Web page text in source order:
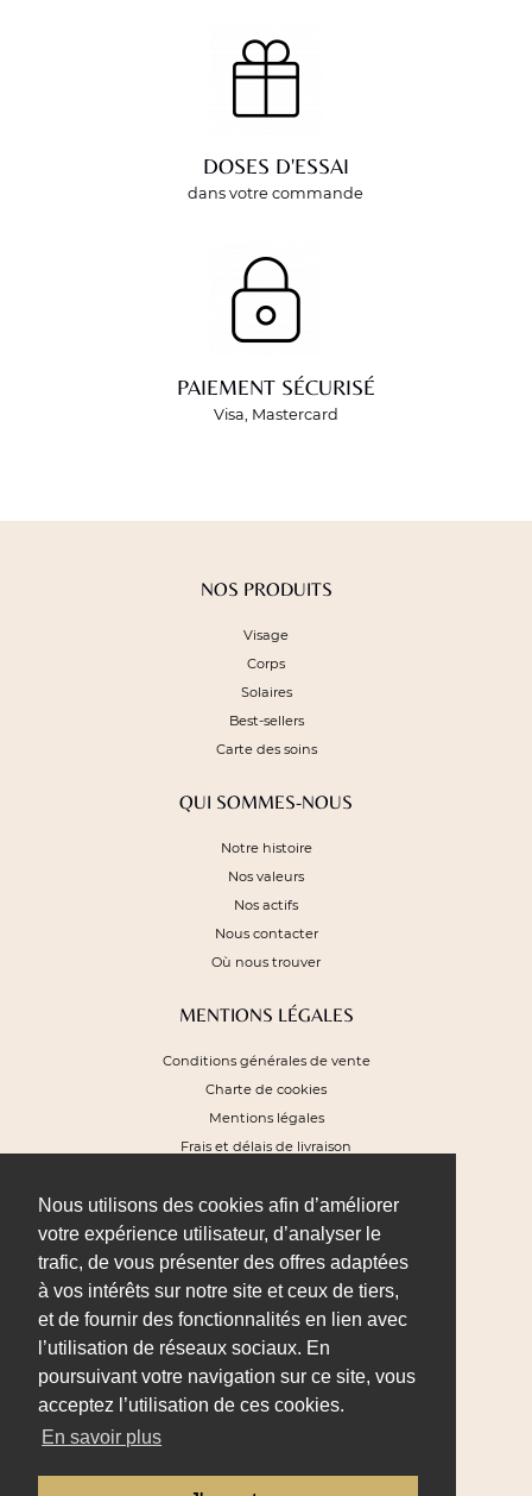
Nous utilisons des cookies afin d’améliorer
votre expérience utilisateur, d’analyser le
trafic, de vous présenter des offres adaptées
à vos intérêts sur notre site et ceux de tiers,
et de fournir des fonctionnalités en lien avec
l’utilisation de réseaux sociaux. En
poursuivant votre navigation sur ce site, vous
acceptez l’utilisation de ces cookies.
En savoir plus
DOSES D'ESSAI
dans votre commande
PAIEMENT SÉCURISÉ
Visa, Mastercard
NOS PRODUITS
Visage
Corps
Solaires
Best-sellers
Carte des soins
QUI SOMMES-NOUS
Notre histoire
Nos valeurs
Nos actifs
Nous contacter
Où nous trouver
MENTIONS LÉGALES
Conditions générales de vente
Charte de cookies
Mentions légales
Frais et délais de livraison
NEWSLETTER
Pour recevoir nos offres exclusives et
profiter de 10% de remise sur votre
prochaine commande